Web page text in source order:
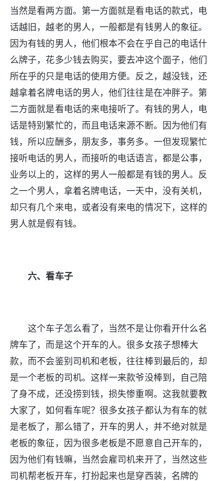
当然是看两方面。第一方面就是看电话的款式，电
话越旧，越老的男人，一般都是有钱男人的象征。
因为有钱的男人，他们根本不会在乎自己的电话什
么牌子，花多少钱去购买，要去冲这个面子，他们
所在乎的只是电话的使用方便。反之，越没钱，还
越拿着名牌电话的男人，他们往往是在冲胖子。第
二方面就是看电话的来电接听了。有钱的男人，电
话是特别繁忙的，而且电话来源不断。因为他们有
钱，所以应酬多，朋友多，事务多。一但发现繁忙
接听电话的男人，而接听的电话语言，都是公事，
业务以上的，这样的男人一般都是有钱的男人。反
之一个男人，拿着名牌电话，一天中，没有关机，
却只有几个来电，或者没有来电的情况下，这样的
男人就是假有钱。
六、看车子
这个车子怎么看了，当然不是让你看开什么名
牌车了，而是这个开车的人。很多女孩子想棒大
款，而不会鉴别司机和老板，往往棒到最后的，却
是一个老板的司机。这样一来款爷没棒到，自己陪
了身不成，还没捞到钱，损失惨重啊。这我就要教
大家了，如何看车呢？很多女孩子都认为有车的就
是老板了，那么错了，开车的男人，并不绝对就是
老板的象征，因为很多老板是不愿意自己开车的，
因为他们有钱嘛，当然会雇司机来开了，当然这些
司机帮老板开车，打扮起来也是穿西装，名牌的